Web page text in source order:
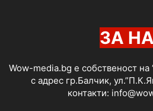
ЗА
Wow-media.bg е собственост
с адрес гр.Балчик,
контакти: